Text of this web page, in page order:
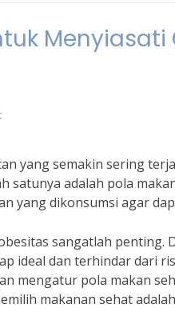
yang semakin sering
satunya adalah pola
yang dikonsumsi agar
sangatlah penting.
ideal dan terhindar dari
mengatur pola makan
makanan sehat